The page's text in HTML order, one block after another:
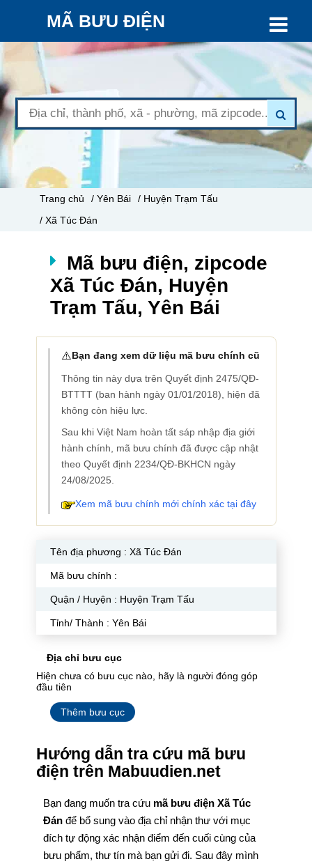
MÃ BƯU ĐIỆN
Trang chủ / Yên Bái
/ Huyện Trạm Tấu
/ Xã Túc Đán
Mã bưu điện, zipcode
Xã Túc Đán, Huyện
Trạm Tấu, Yên Bái
⚠️Bạn đang xem dữ liệu mã bưu chính cũ
Thông tin này dựa trên Quyết định 2475/QĐ-
BTTTT (ban hành ngày 01/01/2018), hiện đã
không còn hiệu lực.
Sau khi Việt Nam hoàn tất sáp nhập địa giới
hành chính, mã bưu chính đã được cập nhật
theo Quyết định 2234/QĐ-BKHCN ngày
24/08/2025.
Xem mã bưu chính mới chính xác tại đây
Tên địa phương : Xã Túc Đán
Mã bưu chính :
Quận / Huyện : Huyện Trạm Tấu
Tỉnh/ Thành : Yên Bái
Địa chỉ bưu cục
Hiện chưa có bưu cục nào, hãy là người đóng góp
đầu tiên
Thêm bưu cục
Hướng dẫn tra cứu mã bưu
điện trên Mabuudien.net
Bạn đang muốn tra cứu mã bưu điện Xã Túc
Đán để bổ sung vào địa chỉ nhận thư với mục
đích tự động xác nhận điểm đến cuối cùng của
bưu phẩm, thư tín mà bạn gửi đi. Sau đây mình